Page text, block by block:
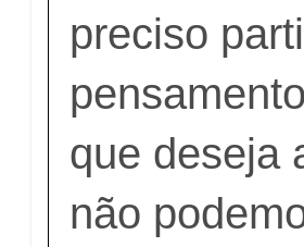
preciso
que deseja
não